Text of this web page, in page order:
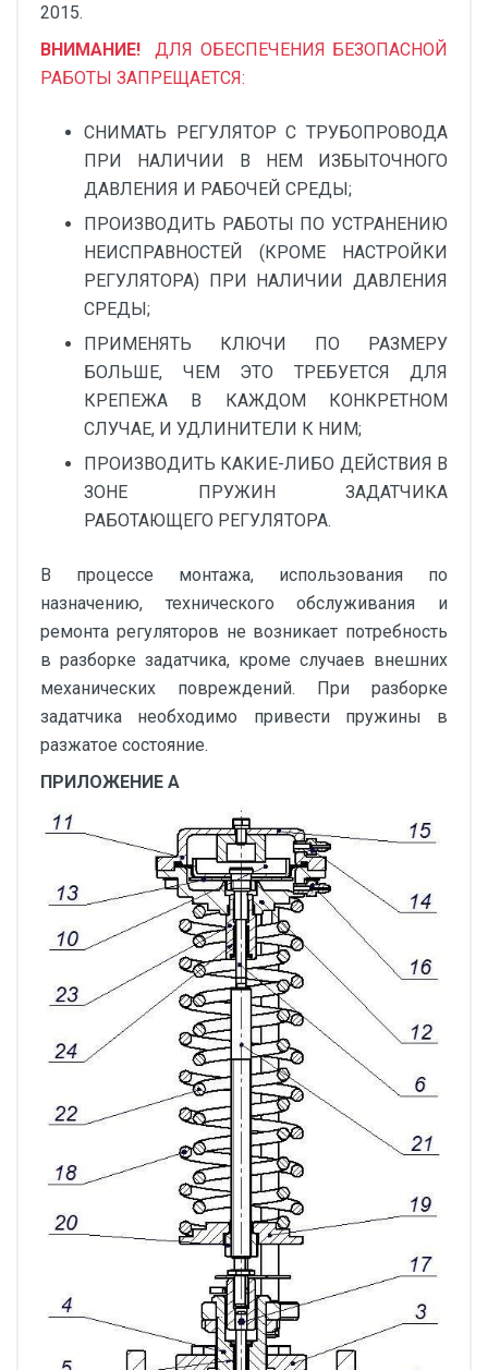
2015.
ВНИМАНИЕ! ДЛЯ ОБЕСПЕЧЕНИЯ БЕЗОПАСНОЙ
РАБОТЫ ЗАПРЕЩАЕТСЯ:
СНИМАТЬ РЕГУЛЯТОР С ТРУБОПРОВОДА
ПРИ НАЛИЧИИ В НЕМ ИЗБЫТОЧНОГО
ДАВЛЕНИЯ И РАБОЧЕЙ СРЕДЫ;
ПРОИЗВОДИТЬ РАБОТЫ ПО УСТРАНЕНИЮ
НЕИСПРАВНОСТЕЙ (КРОМЕ НАСТРОЙКИ
РЕГУЛЯТОРА) ПРИ НАЛИЧИИ ДАВЛЕНИЯ
СРЕДЫ;
ПРИМЕНЯТЬ КЛЮЧИ ПО РАЗМЕРУ
БОЛЬШЕ, ЧЕМ ЭТО ТРЕБУЕТСЯ ДЛЯ
КРЕПЕЖА В КАЖДОМ КОНКРЕТНОМ
СЛУЧАЕ, И УДЛИНИТЕЛИ К НИМ;
ПРОИЗВОДИТЬ КАКИЕ-ЛИБО ДЕЙСТВИЯ В
ЗОНЕ ПРУЖИН ЗАДАТЧИКА
РАБОТАЮЩЕГО РЕГУЛЯТОРА.
В процессе монтажа, использования по
назначению, технического обслуживания и
ремонта регуляторов не возникает потребность
в разборке задатчика, кроме случаев внешних
механических повреждений. При разборке
задатчика необходимо привести пружины в
разжатое состояние.
ПРИЛОЖЕНИЕ А